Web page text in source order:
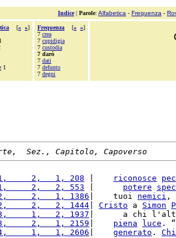
Indice| Parole: Alfabetica - Frequenza -
[« »]
1
1
Frequenza [« »]
7 crea
7 cupidigia
7 custodia
7 darò
7 dati
7 defunto
7 degni
Sez., Capitolo, Capoverso
2,   1, 208
riconosce
2,   2, 553
potere
2,   1, 1386
|    tuoi nemici ,
2,   2, 1444
Cristo a Simon
1,   2, 1937
|      a chi
2,   1, 2159
piena luce .
1,   1, 2606
generato .